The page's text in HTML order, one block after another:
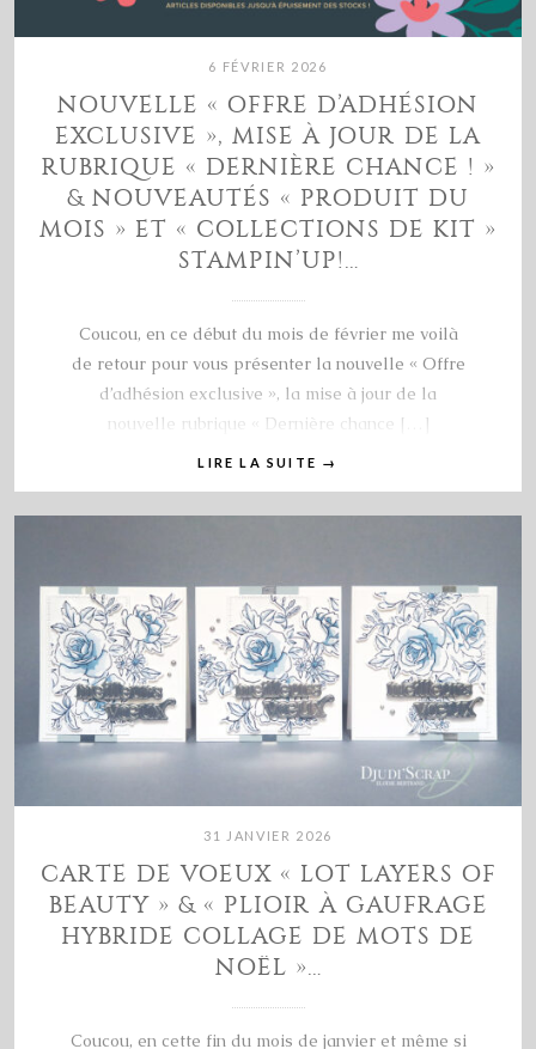
6 FÉVRIER 2026
NOUVELLE « OFFRE D’ADHÉSION
EXCLUSIVE », MISE À JOUR DE LA
RUBRIQUE « DERNIÈRE CHANCE ! »
& NOUVEAUTÉS « PRODUIT DU
MOIS » ET « COLLECTIONS DE KIT »
STAMPIN’UP!…
Coucou, en ce début du mois de février me voilà
de retour pour vous présenter la nouvelle « Offre
d’adhésion exclusive », la mise à jour de la
nouvelle rubrique « Dernière chance […]
LIRE LA SUITE →
31 JANVIER 2026
CARTE DE VOEUX « LOT LAYERS OF
BEAUTY » & « PLIOIR À GAUFRAGE
HYBRIDE COLLAGE DE MOTS DE
NOËL »…
Coucou, en cette fin du mois de janvier et même si